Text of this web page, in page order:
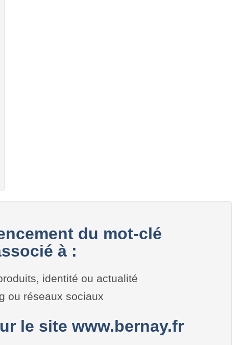
du mot-clé
à :
identité ou actualité
ou réseaux sociaux
le site www.bernay.fr